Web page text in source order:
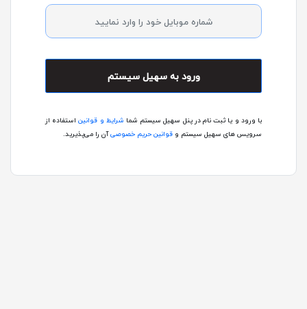
ورود به سهیل سیستم
با ورود و یا ثبت نام در پنل سهیل سیستم شما شرایط و قوانین استفاده از
سرویس های سهیل سیستم و قوانین حریم خصوصیآن را می‌پذیرید.